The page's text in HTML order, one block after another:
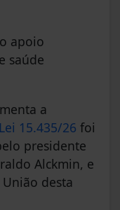
apoio
saúde
a
Lei 15.435/26 foi
presidente
Alckmin, e
desta